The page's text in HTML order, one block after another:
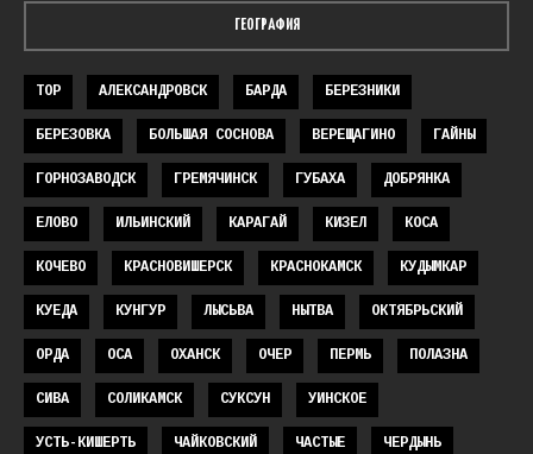
ГЕОГРАФИЯ
TOP АЛЕКСАНДРОВСК БАРДА БЕРЕЗНИКИ
БЕРЕЗОВКА БОЛЬШАЯ СОСНОВА ВЕРЕЩАГИНО ГАЙНЫ
ГОРНОЗАВОДСК ГРЕМЯЧИНСК ГУБАХА ДОБРЯНКА
ЕЛОВО ИЛЬИНСКИЙ КАРАГАЙ КИЗЕЛ КОСА
КОЧЕВО КРАСНОВИШЕРСК КРАСНОКАМСК КУДЫМКАР
КУЕДА КУНГУР ЛЫСЬВА НЫТВА ОКТЯБРЬСКИЙ
ОРДА ОСА ОХАНСК ОЧЕР ПЕРМЬ ПОЛАЗНА
СИВА СОЛИКАМСК СУКСУН УИНСКОЕ
УСТЬ-КИШЕРТЬ ЧАЙКОВСКИЙ ЧАСТЫЕ ЧЕРДЫНЬ